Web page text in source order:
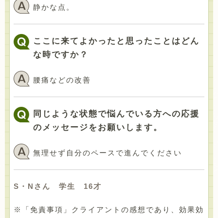
静かな点。
ここに来てよかったと思ったことはどん
な時ですか？
腰痛などの改善
同じような状態で悩んでいる方への応援
のメッセージをお願いします。
無理せず自分のペースで進んでください
S・Nさん 学生 16才
※「免責事項」クライアントの感想であり、効果効